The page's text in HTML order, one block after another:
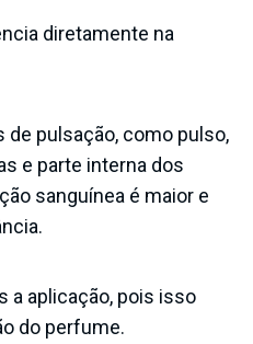
diretamente na
de pulsação, como pulso,
e parte interna dos
sanguínea é maior e
a aplicação, pois isso
do perfume.